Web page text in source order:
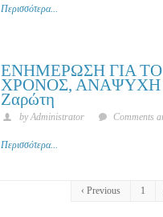
Περισσότερα...
ΕΝΗΜΕΡΩΣΗ ΓΙΑ
ΧΡΟΝΟΣ, ΑΝΑΨΥΧΗ
Ζαρώτη
by Administrator Comments
Περισσότερα...
‹ Previous 1